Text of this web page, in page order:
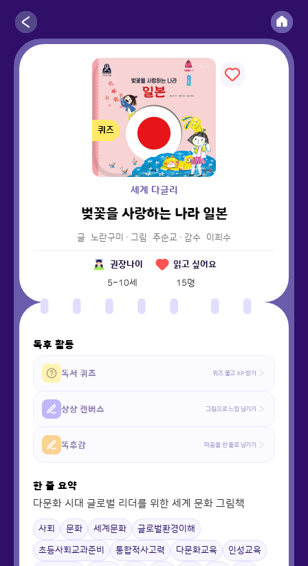
퀴즈
세계 다글리
벚꽃을 사랑하는 나라 일본
글 노란구미 · 그림 주순교 · 감수 이희수
권장나이
5~10세
읽고 싶어요
15명
독후 활동
독서 퀴즈 퀴즈 풀고 XP 받기
상상 캔버스 그림으로 느낌 남기기
똑후감 마음을 한 줄로 남기기
한 줄 요약
다문화 시대 글로벌 리더를 위한 세계 문화 그림책
사회 문화 세계문화 글로벌환경이해
초등사회교과준비 통합적사고력 다문화교육 인성교육